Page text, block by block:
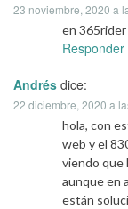
23 noviembre, 2020 a
en 365rider
Responder
Andrés dice:
22 diciembre, 2020 a
hola, con
web y el
viendo que
aunque en
están